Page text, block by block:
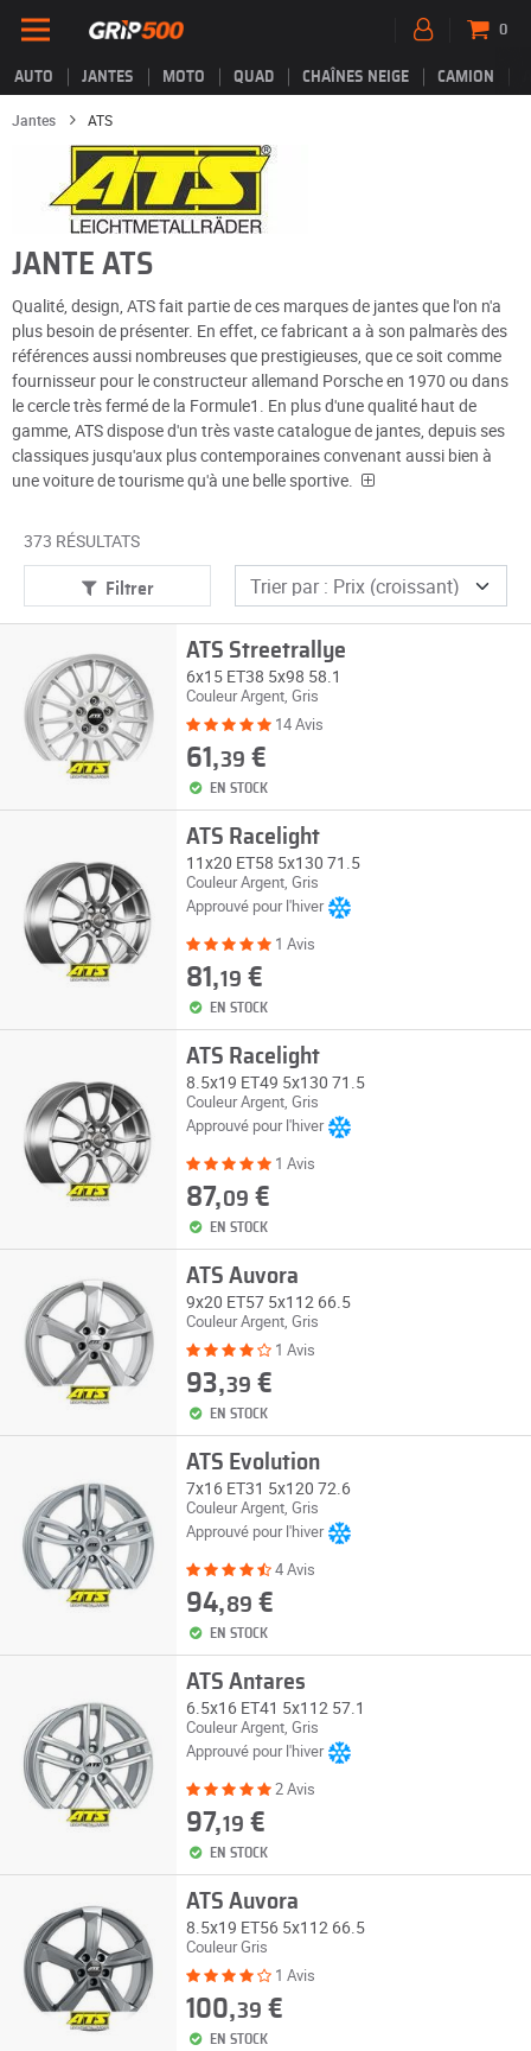
AUTO JANTES MOTO QUAD CHAÎNES NEIGE CAMION
0
Jantes ATS
JANTE ATS
Qualité, design, ATS fait partie de ces marques de jantes que l'on n'a
plus besoin de présenter. En effet, ce fabricant a à son palmarès des
références aussi nombreuses que prestigieuses, que ce soit comme
fournisseur pour le constructeur allemand Porsche en 1970 ou dans
le cercle très fermé de la Formule1. En plus d'une qualité haut de
gamme, ATS dispose d'un très vaste catalogue de jantes, depuis ses
classiques jusqu'aux plus contemporaines convenant aussi bien à
une voiture de tourisme qu'à une belle sportive.
373 RÉSULTATS
Filtrer
ATS Streetrallye
6x15 ET38 5x98 58.1
Couleur Argent, Gris
14 Avis
61,39 €
EN STOCK
ATS Racelight
11x20 ET58 5x130 71.5
Couleur Argent, Gris
Approuvé pour l'hiver
1 Avis
81,19 €
EN STOCK
ATS Racelight
8.5x19 ET49 5x130 71.5
Couleur Argent, Gris
Approuvé pour l'hiver
1 Avis
87,09 €
EN STOCK
ATS Auvora
9x20 ET57 5x112 66.5
Couleur Argent, Gris
1 Avis
93,39 €
EN STOCK
ATS Evolution
7x16 ET31 5x120 72.6
Couleur Argent, Gris
Approuvé pour l'hiver
4 Avis
94,89 €
EN STOCK
ATS Antares
6.5x16 ET41 5x112 57.1
Couleur Argent, Gris
Approuvé pour l'hiver
2 Avis
97,19 €
EN STOCK
ATS Auvora
8.5x19 ET56 5x112 66.5
Couleur Gris
1 Avis
100,39 €
EN STOCK